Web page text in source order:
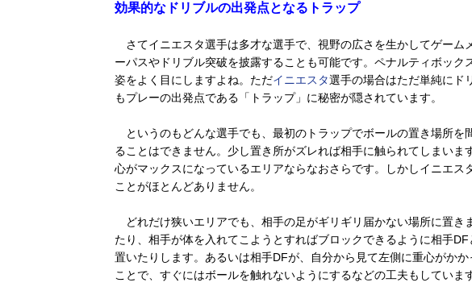
効果的なドリブルの出発点となるトラップ
さてイニエスタ選手は多才な選手で、視野の広さを生かしてゲーム
ーパスやドリブル突破を披露することも可能です。ペナルティボッ
姿をよく目にしますよね。ただイニエスタ選手の場合はただ単純にド
もプレーの出発点である「トラップ」に秘密が隠されています。
というのもどんな選手でも、最初のトラップでボールの置き場所を
ることはできません。少し置き所がズレれば相手に触られてしまい
心がマックスになっているエリアならなおさらです。しかしイニエス
ことがほとんどありません。
どれだけ狭いエリアでも、相手の足がギリギリ届かない場所に置き
たり、相手が体を入れてこようとすればブロックできるように相手
置いたりします。あるいは相手DFが、自分から見て左側に重心がか
ことで、すぐにはボールを触れないようにするなどの工夫もしています